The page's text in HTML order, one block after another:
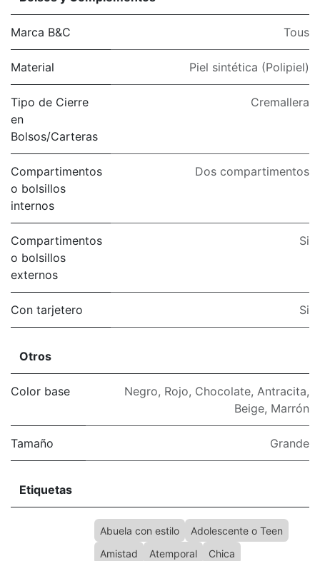
Marca B&C Tous
Material Piel sintética (Polipiel)
Tipo de Cierre
en
Bolsos/Carteras
Cremallera
Compartimentos
o bolsillos
internos
Dos compartimentos
Compartimentos
o bolsillos
externos
Si
Con tarjetero Si
Otros
Color base Negro, Rojo, Chocolate, Antracita,
Beige, Marrón
Tamaño Grande
Etiquetas
Abuela con estilo
Adolescente o Teen
Amistad
Atemporal
Chica